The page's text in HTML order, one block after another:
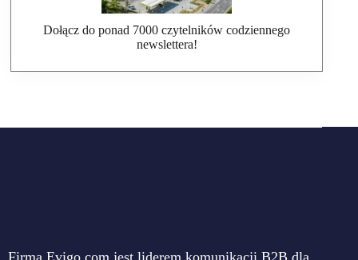
Dołącz do ponad 7000 czytelników codziennego
newslettera!